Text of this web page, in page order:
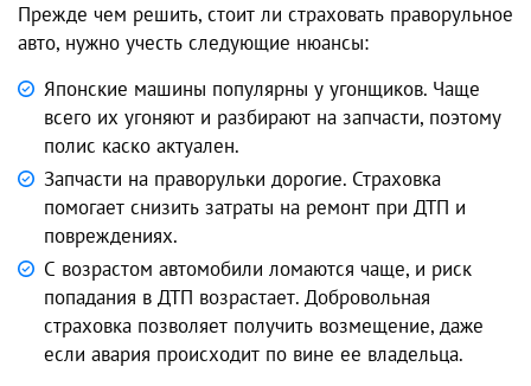
Прежде чем решить, стоит ли страховать праворульное
авто, нужно учесть следующие нюансы:
Японские машины популярны у угонщиков. Чаще
всего их угоняют и разбирают на запчасти, поэтому
полис каско актуален.
Запчасти на праворульки дорогие. Страховка
помогает снизить затраты на ремонт при ДТП и
повреждениях.
С возрастом автомобили ломаются чаще, и риск
попадания в ДТП возрастает. Добровольная
страховка позволяет получить возмещение, даже
если авария происходит по вине ее владельца.